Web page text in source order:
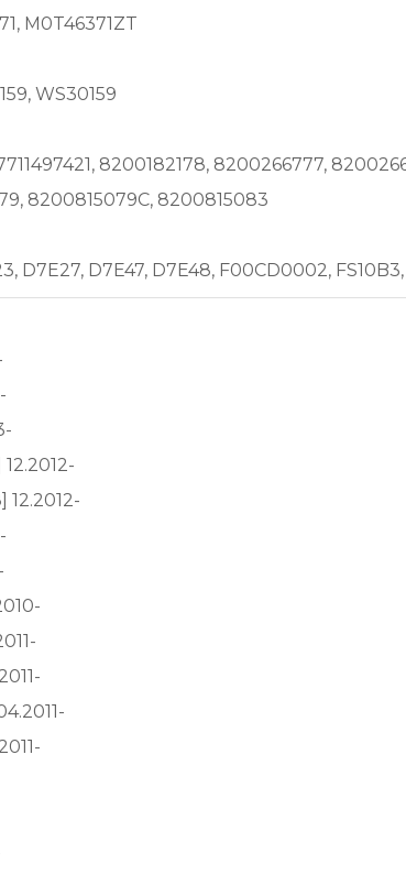
M0T46371ZT
WS30159
8200182178, 8200266777,
8200815079C, 8200815083
D7E27, D7E47, D7E48, F00CD0002, FS10B3,
12.2012-